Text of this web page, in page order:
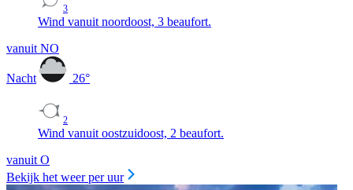
3
Wind vanuit noordoost, 3 beaufort.
vanuit NO
Nacht 26°
2
Wind vanuit oostzuidoost, 2 beaufort.
vanuit O
Bekijk het weer per uur